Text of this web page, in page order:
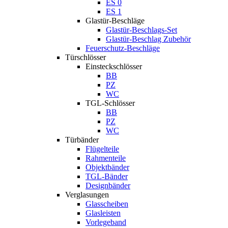
ES 0
ES 1
Glastür-Beschläge
Glastür-Beschlags-Set
Glastür-Beschlag Zubehör
Feuerschutz-Beschläge
Türschlösser
Einsteckschlösser
BB
PZ
WC
TGL-Schlösser
BB
PZ
WC
Türbänder
Flügelteile
Rahmenteile
Objektbänder
TGL-Bänder
Designbänder
Verglasungen
Glasscheiben
Glasleisten
Vorlegeband